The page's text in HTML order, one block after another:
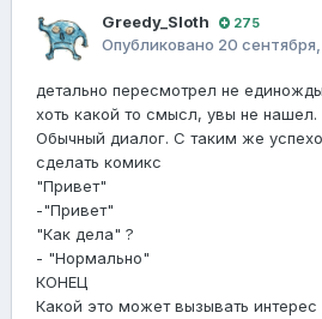
Greedy_Sloth 275
Опубликовано 20 сентября,
детально пересмотрел не
хоть какой то смысл, увы не нашел.
Обычный диалог. С таким же
сделать комикс
"Привет"
-"Привет"
"Как дела" ?
- "Нормально"
КОНЕЦ
Какой это может вызывать интерес